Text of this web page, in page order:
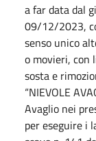
a far data dal
09/12/2023,
senso unico
o movieri, con
sosta e
“NIEVOLE
Avaglio nei
per eseguire i